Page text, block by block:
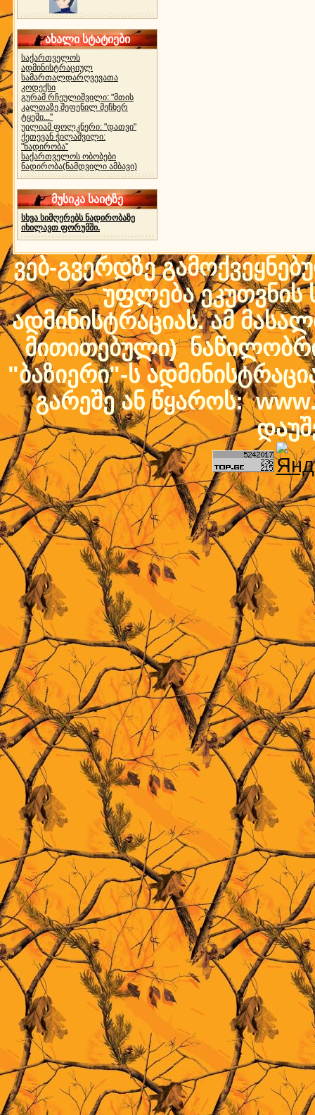
ახალი სტატიები
საქართველოს
ადმინისტრაციულ
სამართალდარღვევათა
კოდექსი
გურამ რჩეულიშვილი: "მთის
კალთაზე შეფენილ მეჩხერ
ტყეში..."
უილიამ ფოლკნერი: "დათვი"
ქეთევან ჭილაშვილი:
"ნადირობა"
საქართველოს ობობები
ნადირობა(ნამდვილი ამბავი)
მუსიკა საიტზე
სხვა სიმღერებს ნადირობაზე
იხილავთ ფორუმში.
ვებ-გვერდზე
უფლება ეკუთვნის
ადმინისტრაციას. ამ
მითითებული)
"ბაზიერი"-ს
გარეშე ან წყაროს: